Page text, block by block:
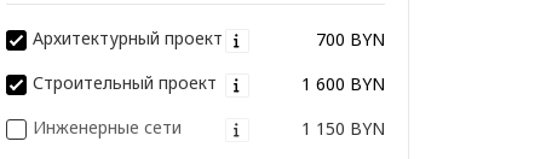
Архитектурный проект
700 BYN
Строительный проект
1 600 BYN
Инженерные сети
1 150 BYN